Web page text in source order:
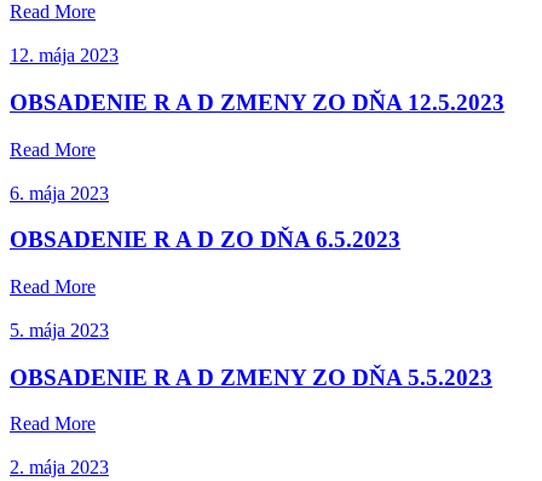
Read More
12. mája 2023
OBSADENIE R A D ZMENY ZO DŇA 12.5.2023
Read More
6. mája 2023
OBSADENIE R A D ZO DŇA 6.5.2023
Read More
5. mája 2023
OBSADENIE R A D ZMENY ZO DŇA 5.5.2023
Read More
2. mája 2023